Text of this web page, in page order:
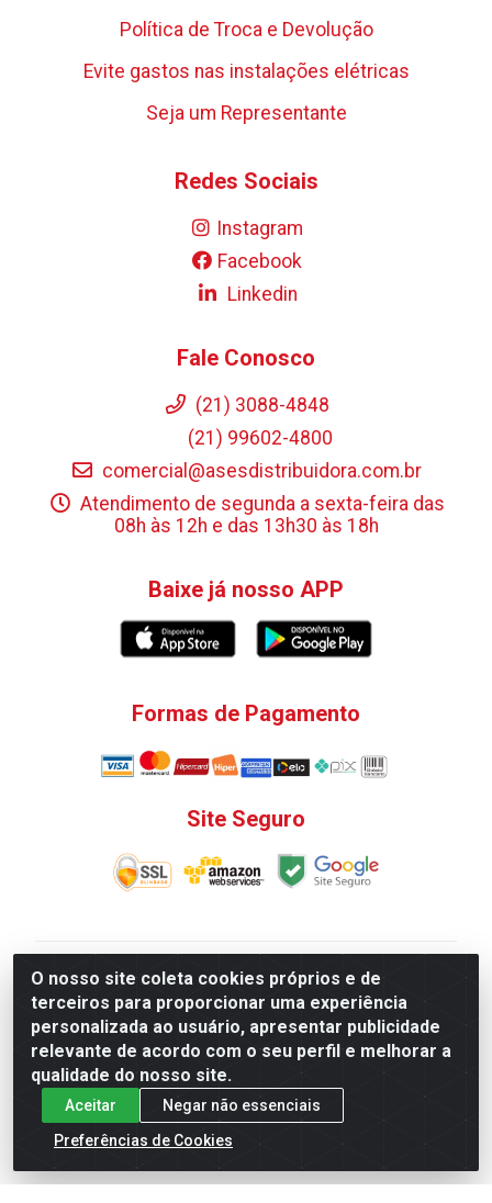
O nosso site coleta cookies próprios e de
terceiros para proporcionar uma experiência
personalizada ao usuário, apresentar publicidade
relevante de acordo com o seu perfil e melhorar a
qualidade do nosso site.
Aceitar
Negar não essenciais
Preferências de Cookies
Política de Troca e Devolução
Evite gastos nas instalações elétricas
Seja um Representante
Redes Sociais
Instagram
Facebook
Linkedin
Fale Conosco
(21) 3088-4848
(21) 99602-4800
comercial@asesdistribuidora.com.br
Atendimento de segunda a sexta-feira das
08h às 12h e das 13h30 às 18h
Baixe já nosso APP
Formas de Pagamento
Site Seguro
V. C. Ferragens LTDA - Rua do Matoso, 132 - Praça da
Bandeira, Rio de Janeiro/ RJ - CEP 20.270-135 - CNPJ
12.324.723/0001-25
Todas as regras de promoções, descontos, preços e
prazos de pagamento e entrega expostos aqui são
válidos apenas para compras via internet. Preços e
estoque sujeito a alterações sem aviso prévio.